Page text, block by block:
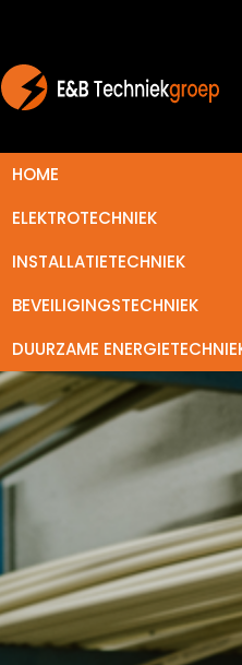
HOME
ELEKTROTECHNIEK
INSTALLATIETECHNIEK
BEVEILIGINGSTECHNIEK
DUURZAME